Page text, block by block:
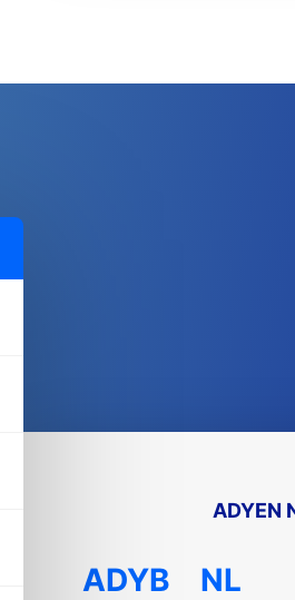
ADYEN
ADYB NL